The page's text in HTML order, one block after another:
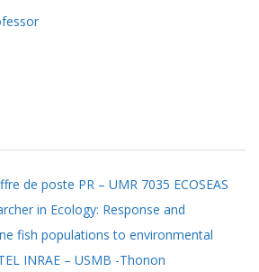
de poste PR – UMR 7035 ECOSEAS
in Ecology: Response and
fish populations to environmental
INRAE – USMB -Thonon